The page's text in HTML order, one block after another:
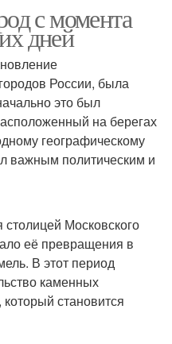
с момента
дней
России, была
это был
на берегах
географическому
важным политическим и
Московского
её превращения в
В этот период
каменных
становится